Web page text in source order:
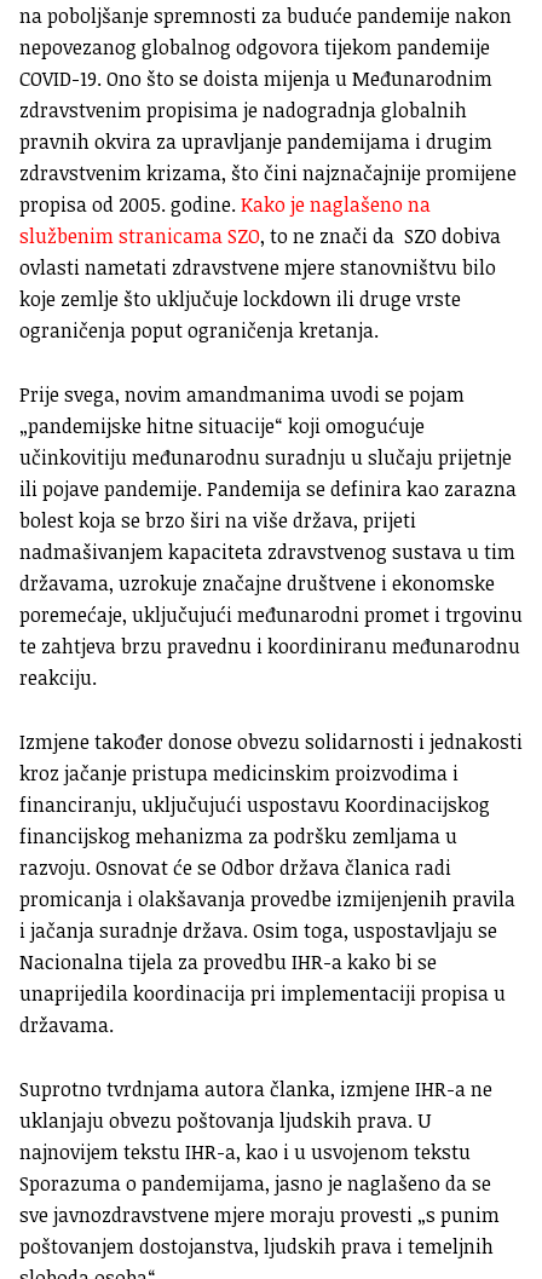
na poboljšanje spremnosti za buduće pandemije nakon
nepovezanog globalnog odgovora tijekom pandemije
COVID-19. Ono što se doista mijenja u Međunarodnim
zdravstvenim propisima je nadogradnja globalnih
pravnih okvira za upravljanje pandemijama i drugim
zdravstvenim krizama, što čini najznačajnije promijene
propisa od 2005. godine.Kako je naglašeno na
službenim stranicama SZO, to ne znači da SZO dobiva
ovlasti nametati zdravstvene mjere stanovništvu bilo
koje zemlje što uključuje lockdown ili druge vrste
ograničenja poput ograničenja kretanja.
Prije svega, novim amandmanima uvodi se pojam
„pandemijske hitne situacije“ koji omogućuje
učinkovitiju međunarodnu suradnju u slučaju prijetnje
ili pojave pandemije. Pandemija se definira kao zarazna
bolest koja se brzo širi na više država, prijeti
nadmašivanjem kapaciteta zdravstvenog sustava u tim
državama, uzrokuje značajne društvene i ekonomske
poremećaje, uključujući međunarodni promet i trgovinu
te zahtjeva brzu pravednu i koordiniranu međunarodnu
reakciju.
Izmjene također donose obvezu solidarnosti i jednakosti
kroz jačanje pristupa medicinskim proizvodima i
financiranju, uključujući uspostavu Koordinacijskog
financijskog mehanizma za podršku zemljama u
razvoju. Osnovat će se Odbor država članica radi
promicanja i olakšavanja provedbe izmijenjenih pravila
i jačanja suradnje država. Osim toga, uspostavljaju se
Nacionalna tijela za provedbu IHR-a kako bi se
unaprijedila koordinacija pri implementaciji propisa u
državama.
Suprotno tvrdnjama autora članka, izmjene IHR-a ne
uklanjaju obvezu poštovanja ljudskih prava. U
najnovijem tekstu IHR-a, kao i u usvojenom tekstu
Sporazuma o pandemijama, jasno je naglašeno da se
sve javnozdravstvene mjere moraju provesti „s punim
poštovanjem dostojanstva, ljudskih prava i temeljnih